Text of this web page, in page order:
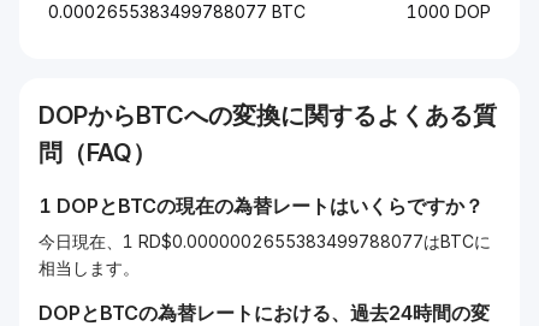
0.0002655383499788077 BTC 1000 DOP
DOPからBTCへの変換に関するよくある質
問（FAQ）
1 DOPとBTCの現在の為替レートはいくらですか？
今日現在、1 RD$0.0000002655383499788077はBTCに
相当します。
DOPとBTCの為替レートにおける、過去24時間の変